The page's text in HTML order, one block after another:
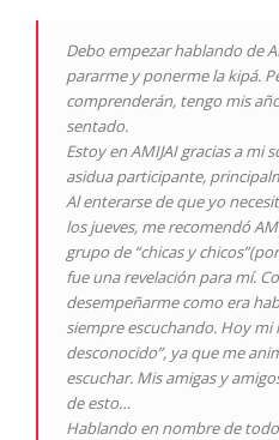
Debo empezar hablando de
pararme y ponerme la kipá.
comprenderán, tengo mis
sentado.
Estoy en AMIJAI gracias a mi
asidua participante,
Al enterarse de que yo
los jueves, me recomendó
grupo de “chicas y
fue una revelación para mí.
desempeñarme como era
siempre escuchando. Hoy mi
desconocido”, ya que me
escuchar. Mis amigas y
de esto…
Hablando en nombre de